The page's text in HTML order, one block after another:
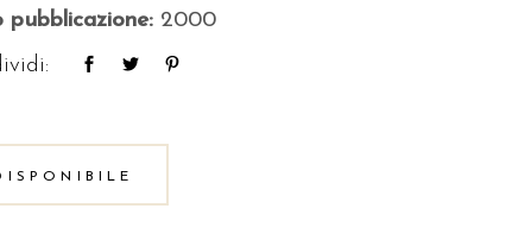
pubblicazione: 2000